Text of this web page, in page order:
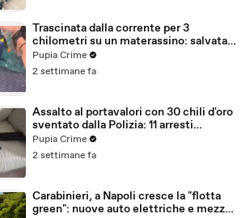
Trascinata dalla corrente per 3
chilometri su un materassino: salvata
dalla Polizia (25.07.26)
Pupia Crime
2 settimane fa
Assalto al portavalori con 30 chili d'oro
sventato dalla Polizia: 11 arresti
(25.07.26)
Pupia Crime
2 settimane fa
Carabinieri, a Napoli cresce la "flotta
green": nuove auto elettriche e mezzi